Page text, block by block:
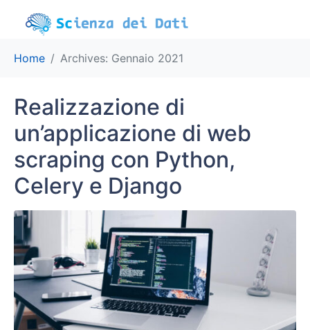
Home Archives: Gennaio 2021
Realizzazione di
un’applicazione di web
scraping con Python,
Celery e Django